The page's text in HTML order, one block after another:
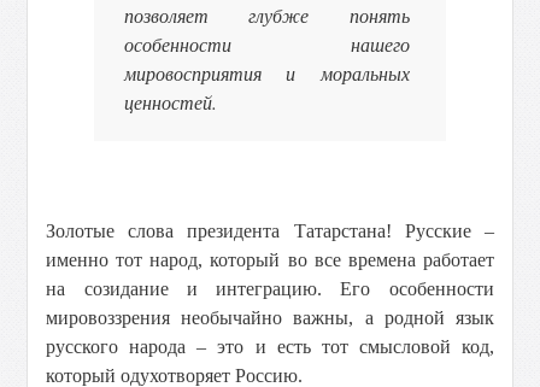
позволяет глубже понять
особенности нашего
мировосприятия и моральных
ценностей.
Золотые слова президента Татарстана! Русские –
именно тот народ, который во все времена работает
на созидание и интеграцию. Его особенности
мировоззрения необычайно важны, а родной язык
русского народа – это и есть тот смысловой код,
который одухотворяет Россию.